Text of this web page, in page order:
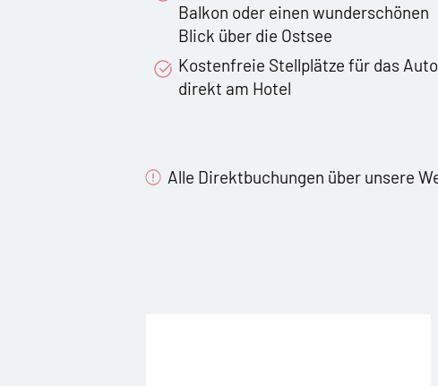
Balkon oder einen wunderschönen
Blick über die Ostsee
Kostenfreie Stellplätze für das Auto
direkt am Hotel
Alle Direktbuchungen über unsere